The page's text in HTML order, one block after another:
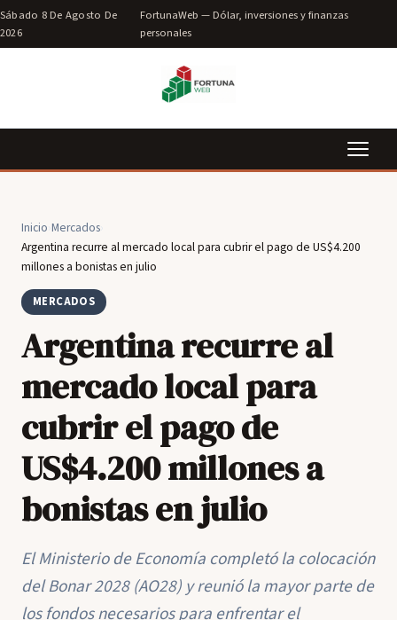
Sábado 8 De Agosto De
2026
FortunaWeb — Dólar, inversiones y finanzas
personales
Inicio Mercados
Argentina recurre al mercado local para cubrir el pago de US$4.200
millones a bonistas en julio
MERCADOS
Argentina recurre al
mercado local para
cubrir el pago de
US$4.200 millones a
bonistas en julio
El Ministerio de Economía completó la colocación
del Bonar 2028 (AO28) y reunió la mayor parte de
los fondos necesarios para enfrentar el